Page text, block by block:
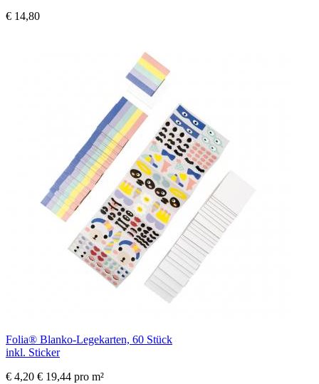
€ 14,80
Folia® Blanko-Legekarten, 60 Stück
inkl. Sticker
€ 4,20 € 19,44 pro m²